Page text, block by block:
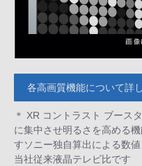
各高画質機能について詳
＊ XR コントラスト ブース
に集中させ明るさを高める
すソニー独自算出による数
当社従来液晶テレビ比です